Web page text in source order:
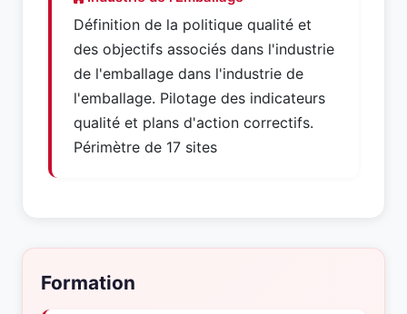
Définition de la politique qualité et
des objectifs associés dans l'industrie
de l'emballage dans l'industrie de
l'emballage. Pilotage des indicateurs
qualité et plans d'action correctifs.
Périmètre de 17 sites
Formation